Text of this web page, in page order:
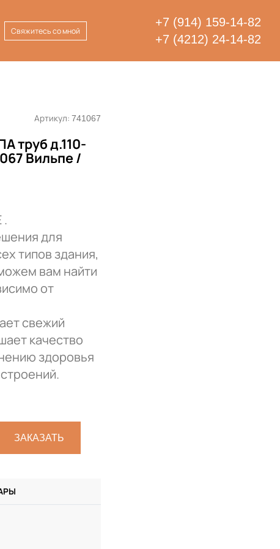
+7 (914) 159-14-82
+7 (4212) 24-14-82
Свяжитесь со мной
Артикул: 741067
труб д.110-
Вильпе /
.
для
типов здания,
вам найти
от
свежий
качество
здоровья
ЗАКАЗАТЬ